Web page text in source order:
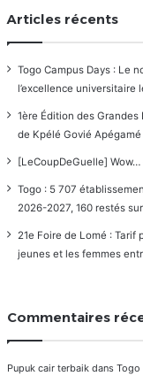
Articles récents
Togo Campus Days : Le
l’excellence universitaire
1ère Édition des
de Kpélé Govié Apégamé
[LeCoupDeGuelle]
Togo : 5 707
2026-2027, 160 restés
21e Foire de Lomé : Tarif
jeunes et les femmes
Commentaires
Pupuk cair terbaik dans Togo